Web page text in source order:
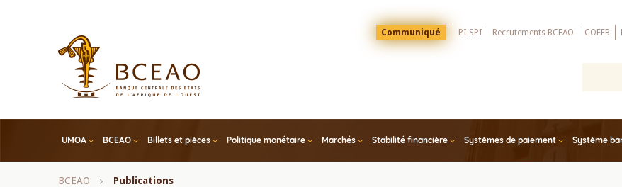
Menu
Top
Communiqué PI-SPI Recrutements BCEAO COFEB
UMOA BCEAO Billets et pièces Politique monétaire Marchés Stabilité financière Systèmes de paiement Système
Fil
BCEAO Publications